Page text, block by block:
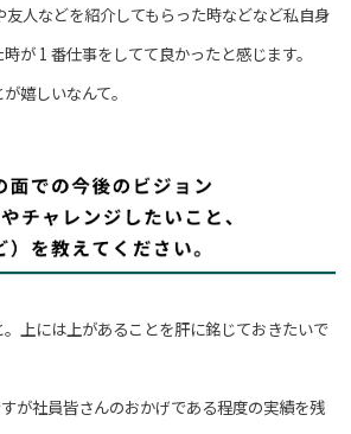
友人などを紹介してもらった時などなど私自身
時が 1 番仕事をしてて良かったと感じます。
嬉しいなんて。
上には上があることを肝に銘じておきたいで
が社員皆さんのおかげである程度の実績を残